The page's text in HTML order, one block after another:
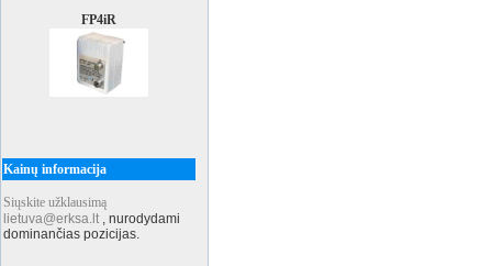
FP4iR
Kainų informacija
Siųskite užklausimą
lietuva@erksa.lt , nurodydami
dominančias pozicijas.